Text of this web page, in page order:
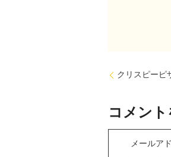
クリスピーピ
コメン
メールア